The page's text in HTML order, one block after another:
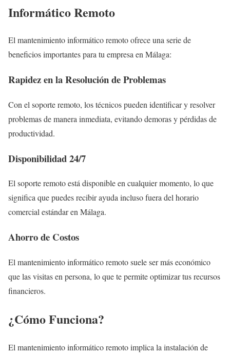
Informático Remoto
El mantenimiento informático remoto ofrece una serie de
beneficios importantes para tu empresa en Málaga:
Rapidez en la Resolución de Problemas
Con el soporte remoto, los técnicos pueden identificar y resolver
problemas de manera inmediata, evitando demoras y pérdidas de
productividad.
Disponibilidad 24/7
El soporte remoto está disponible en cualquier momento, lo que
significa que puedes recibir ayuda incluso fuera del horario
comercial estándar en Málaga.
Ahorro de Costos
El mantenimiento informático remoto suele ser más económico
que las visitas en persona, lo que te permite optimizar tus recursos
financieros.
¿Cómo Funciona?
El mantenimiento informático remoto implica la instalación de